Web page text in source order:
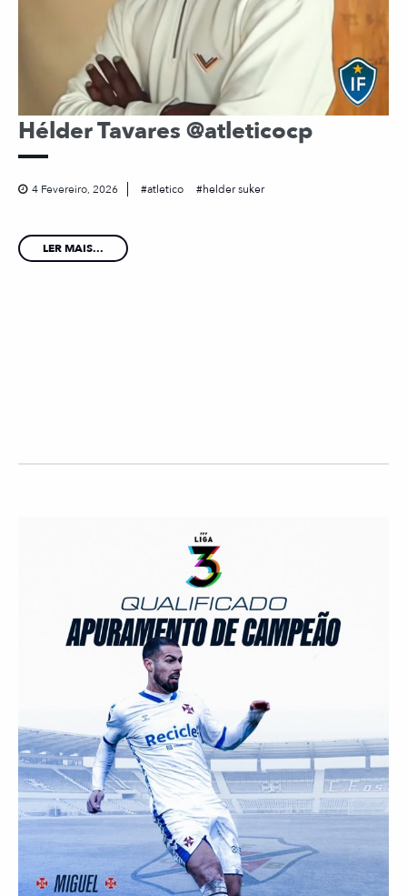
Hélder Tavares @atleticocp
4 Fevereiro, 2026 atletico helder suker
LER MAIS...